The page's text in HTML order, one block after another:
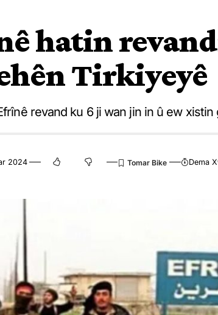
hatin
Tirkiyeyê
revand ku 6 ji wan jin in û ew
2024 Dema